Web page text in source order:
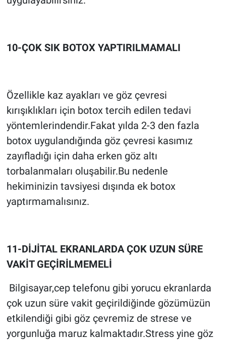
10-ÇOK SIK BOTOX YAPTIRILMAMALI
Özellikle kaz ayakları ve göz çevresi
kırışıklıkları için botox tercih edilen tedavi
yöntemlerindendir.Fakat yılda 2-3 den fazla
botox uygulandığında göz çevresi kasımız
zayıfladığı için daha erken göz altı
torbalanmaları oluşabilir.Bu nedenle
hekiminizin tavsiyesi dışında ek botox
yaptırmamalısınız.
11-DİJİTAL EKRANLARDA ÇOK UZUN SÜRE
VAKİT GEÇİRİLMEMELİ
Bilgisayar,cep telefonu gibi yorucu ekranlarda
çok uzun süre vakit geçirildiğinde gözümüzün
etkilendiği gibi göz çevremiz de strese ve
yorgunluğa maruz kalmaktadır.Stress yine göz